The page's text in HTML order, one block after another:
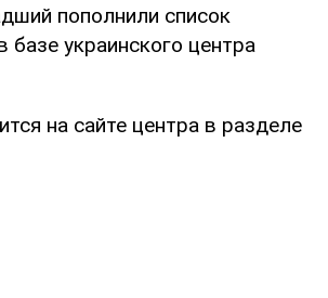
пополнили список
базе украинского центра
на сайте центра в разделе